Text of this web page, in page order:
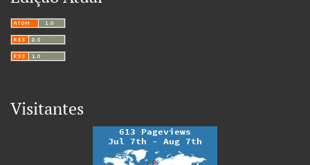
Visitantes